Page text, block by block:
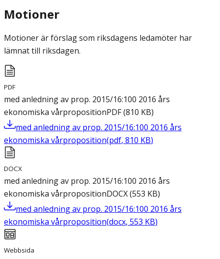
Motioner
Motioner är förslag som riksdagens ledamöter har
lämnat till riksdagen.
PDF
med anledning av prop. 2015/16:100 2016 års
ekonomiska vårpropositionPDF(810 KB)
med anledning av prop. 2015/16:100 2016 års
ekonomiska vårproposition(pdf, 810 KB)
DOCX
med anledning av prop. 2015/16:100 2016 års
ekonomiska vårpropositionDOCX(553 KB)
med anledning av prop. 2015/16:100 2016 års
ekonomiska vårproposition(docx, 553 KB)
Webbsida